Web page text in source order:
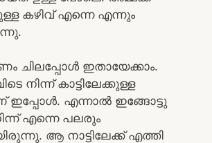
കഴിവ് എന്നെ എന്നും
ചിലപ്പോൾ ഇതായേക്കാം.
നിന്ന് കാട്ടിലേക്കുള്ള
ഇപ്പോൾ. എന്നാൽ ഇങ്ങോട്ടു
എന്നെ പലരും
ആ നാട്ടിലേക്ക് എത്തി